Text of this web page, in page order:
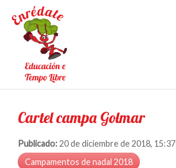
Cartel campa Golmar
Publicado:20 de diciembre de 2018, 15:37
Campamentos de nadal 2018